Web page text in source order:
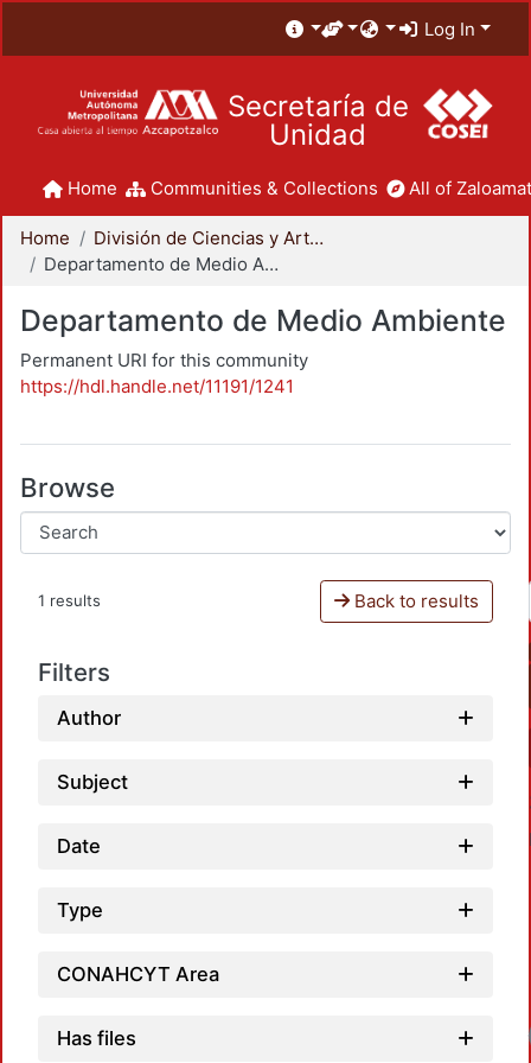
Log In
Secretaría de
Unidad
Home Communities & Collections All of
Home
División de Ciencias y Artes para el Diseño
Departamento de Medio Ambiente
Departamento de Medio Ambiente
Permanent URI for this community
https://hdl.handle.net/11191/1241
Browse
1 results Back to results
Filters
Author
Subject
Date
Type
CONAHCYT Area
Has files